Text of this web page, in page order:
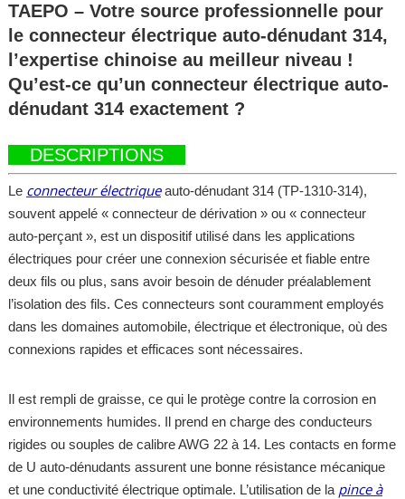
TAEPO – Votre source professionnelle pour
le connecteur électrique auto-dénudant 314,
l’expertise chinoise au meilleur niveau !
Qu’est-ce qu’un connecteur électrique auto-
dénudant 314 exactement ?
DESCRIPTIONS
Le connecteur électriqueauto-dénudant 314 (TP-1310-314),
souvent appelé « connecteur de dérivation » ou « connecteur
auto-perçant », est un dispositif utilisé dans les applications
électriques pour créer une connexion sécurisée et fiable entre
deux fils ou plus, sans avoir besoin de dénuder préalablement
l’isolation des fils. Ces connecteurs sont couramment employés
dans les domaines automobile, électrique et électronique, où des
connexions rapides et efficaces sont nécessaires.
Il est rempli de graisse, ce qui le protège contre la corrosion en
environnements humides. Il prend en charge des conducteurs
rigides ou souples de calibre AWG 22 à 14. Les contacts en forme
de U auto-dénudants assurent une bonne résistance mécanique
et une conductivité électrique optimale. L’utilisation de la pince à